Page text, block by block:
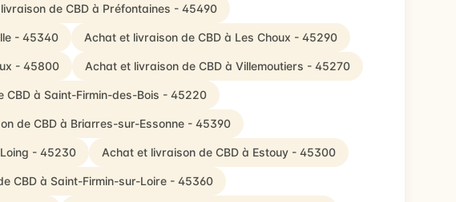
de CBD à Préfontaines - 45490
- 45340 Achat et livraison de CBD à Les Choux - 45290
- 45800 Achat et livraison de CBD à Villemoutiers - 45270
CBD à Saint-Firmin-des-Bois - 45220
de CBD à Briarres-sur-Essonne - 45390
- 45230 Achat et livraison de CBD à Estouy - 45300
CBD à Saint-Firmin-sur-Loire - 45360